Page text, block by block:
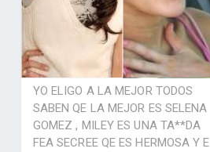
YO ELIGO A LA MEJOR TODOS
SABEN QE LA MEJOR ES SELENA
GOMEZ , MILEY ES UNA TA**DA
FEA SECREE QE ES HERMOSA Y E